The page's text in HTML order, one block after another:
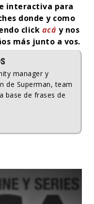
interactiva para
donde y como
click acá y nos
más junto a vos.
manager y
de Superman, team
base de frases de